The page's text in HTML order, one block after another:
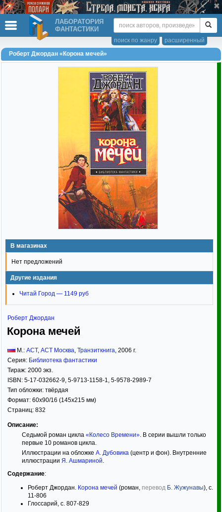
ЛАБОРАТОРИЯ
ФАНТАСТИКИ
расширенный
поиск по жанру
Роберт Джордан «Корона мечей»
В магазинах
Нет предложений
Другие издания
Читай Город — 1149 руб
Роберт Джордан
Корона мечей
М.: АСТ, АСТ Москва Транзиткнига 2006 г.
Серия: Библиотека фантастики
Тираж: 2000 экз.
ISBN: 5-17-032662-9, 5-9713-1158-1, 5-9578-2989-7
Тип обложки: твёрдая
Формат: 60x90/16 (145x215 мм)
Страниц: 832
Описание:
Седьмой роман цикла «Колесо Времени». В серии вышли только
первые 10 романов цикла.
Иллюстрации на обложке А. Дубовика (центр и фон). Внутренние
иллюстрации Я. Ашмариной
Содержание:
Роберт Джордан. Корона мечей (роман, перевод Б. Жужунавы), с.
11-806
Глоссарий, с. 807-829